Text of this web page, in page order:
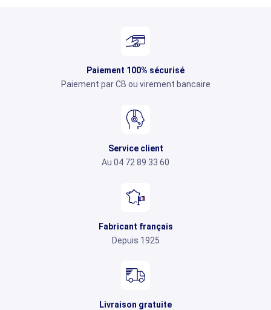
Paiement 100% sécurisé
Paiement par CB ou virement bancaire
Service client
Au 04 72 89 33 60
Fabricant français
Depuis 1925
Livraison gratuite